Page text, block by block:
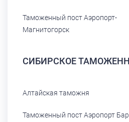
Таможенный пост Аэропорт-
Магнитогорск
СИБИРСКОЕ
Алтайская таможня
Таможенный пост Аэропорт